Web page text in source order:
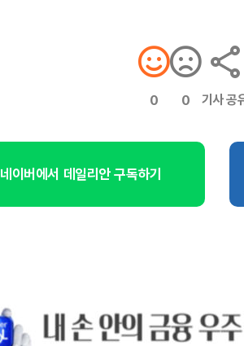
0 0 기사 공
네이버에서 데일리안 구독하기